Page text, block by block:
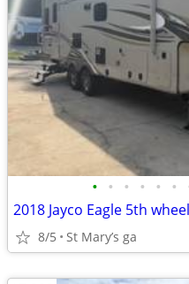
• • • • • •
2018 Jayco Eagle 5th
8/5 St Mary’s ga